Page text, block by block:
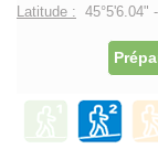
Latitude : 45°5'6.04" -